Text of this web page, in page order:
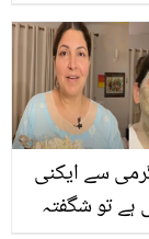
سے ایکنی
ہے تو شگفتہ